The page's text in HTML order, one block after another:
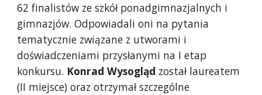
62 finalistów ze szkół ponadgimnazjalnych i
gimnazjów. Odpowiadali oni na pytania
tematycznie związane z utworami i
doświadczeniami przysłanymi na I etap
konkursu. Konrad Wysogląd został laureatem
(II miejsce) oraz otrzymał szczególne